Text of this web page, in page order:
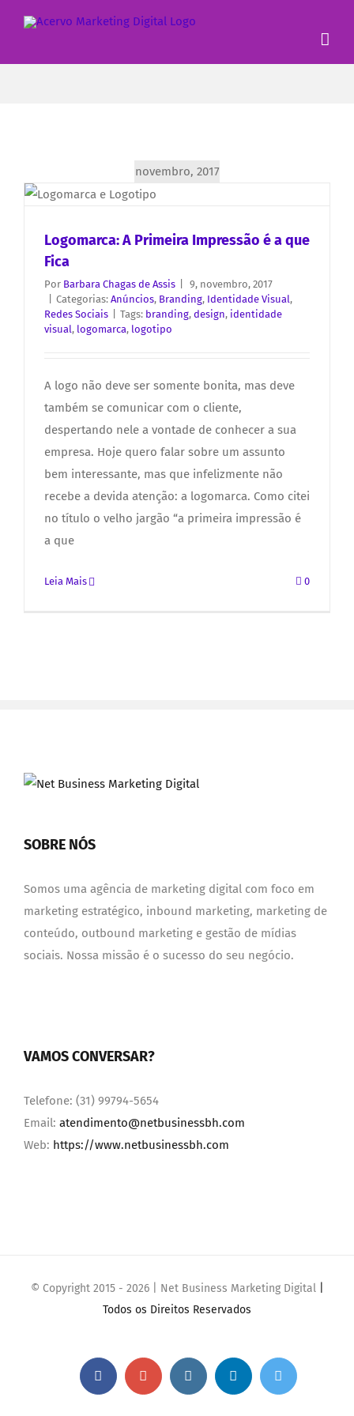
novembro, 2017
Logomarca: A Primeira Impressão é a que
Fica
Por Barbara Chagas de Assis
9, novembro, 2017
Categorias: Anúncios, Branding, Identidade Visual,
Redes Sociais
Tags: branding, design, identidade
visual, logomarca, logotipo
A logo não deve ser somente bonita, mas deve
também se comunicar com o cliente,
despertando nele a vontade de conhecer a sua
empresa. Hoje quero falar sobre um assunto
bem interessante, mas que infelizmente não
recebe a devida atenção: a logomarca. Como citei
no título o velho jargão “a primeira impressão é
a que
Leia Mais 0
SOBRE NÓS
Somos uma agência de marketing digital com foco em
marketing estratégico, inbound marketing, marketing de
conteúdo, outbound marketing e gestão de mídias
sociais. Nossa missão é o sucesso do seu negócio.
VAMOS CONVERSAR?
Telefone: (31) 99794-5654
Email: atendimento@netbusinessbh.com
Web: https://www.netbusinessbh.com
© Copyright 2015 - 2026 | Net Business Marketing Digital|
Todos os Direitos Reservados
Facebook Google+ Instagram Linkedin Twitter